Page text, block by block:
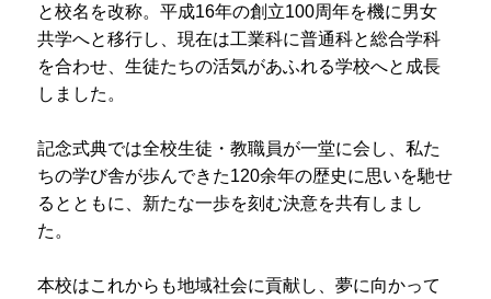
と校名を改称。平成16年の創立100周年を機に男女
共学へと移行し、現在は工業科に普通科と総合学科
を合わせ、生徒たちの活気があふれる学校へと成長
しました。
記念式典では全校生徒・教職員が一堂に会し、私た
ちの学び舎が歩んできた120余年の歴史に思いを馳せ
るとともに、新たな一歩を刻む決意を共有しまし
た。
本校はこれからも地域社会に貢献し、夢に向かって
受験生の方へ
在校生の方へ
保護者の方へ
卒業生の方へ